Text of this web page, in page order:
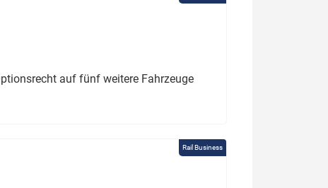
auf fünf weitere Fahrzeuge
Rail Business